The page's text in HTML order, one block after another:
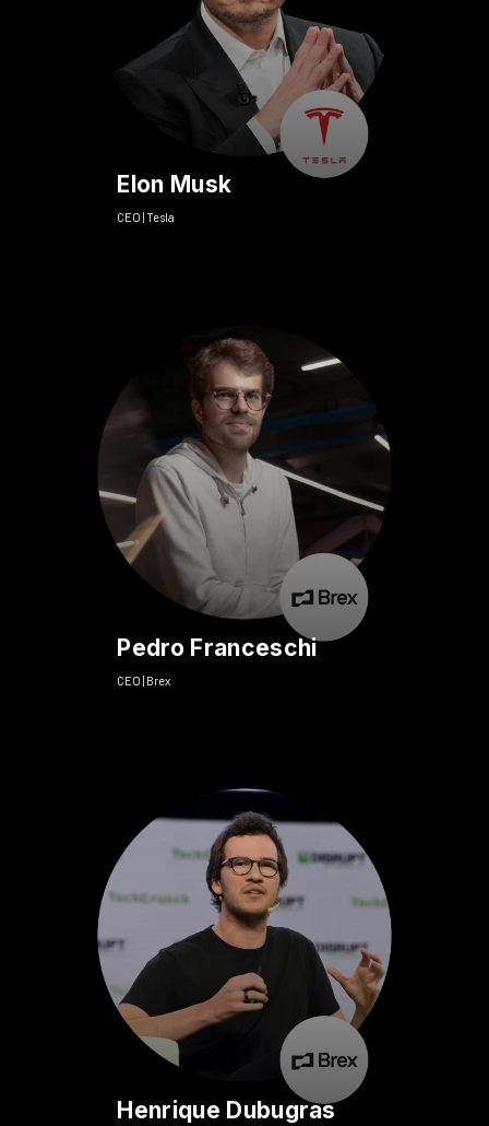
Elon Musk
CEO | Tesla
Pedro Franceschi
CEO | Brex
Henrique Dubugras